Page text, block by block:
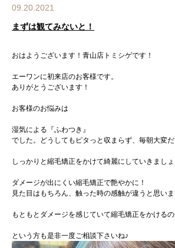
09.20.2021
まずは観てみないと！
おはようございます！青山店トミシゲです！
エーワンに初来店のお客様です。
ありがとうございます！
お客様のお悩みは
湿気による『ふわつき』
でした。どうしてもピタっと収まらず、毎朝大変だ
しっかりと縮毛矯正をかけて綺麗にしていきましょ
ダメージが出にくい縮毛矯正で艶やかに！
見た目はもちろん、触った時の感触が違うと思いま
もともとダメージを感じていて縮毛矯正をかけるの
という方も是非一度ご相談下さいね♪